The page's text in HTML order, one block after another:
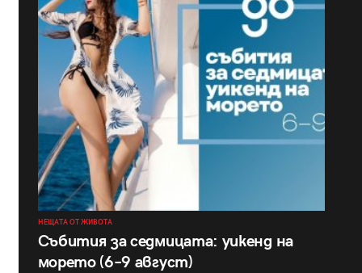
НЕЩАТА ОТ ЖИВОТА
Събития за седмицата: уикенд на
морето (6–9 август)